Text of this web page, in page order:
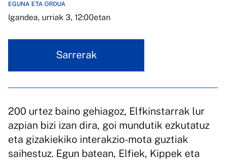
EGUNA ETA ORDUA
Igandea, urriak 3, 12:00etan
Sarrerak
200 urtez baino gehiagoz, Elfkinstarrak lur
azpian bizi izan dira, goi mundutik ezkutatuz
eta gizakiekiko interakzio-mota guztiak
saihestuz. Egun batean, Elfiek, Kippek eta